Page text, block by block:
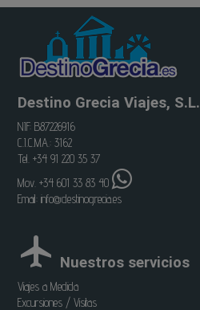
Destino Grecia Viajes, S.L.
NIF: B87226916
C.I.C.MA.: 3162
Tel. +34 91 220 35 37
Mov. +34 601 33 83 40
Email:info@destinogrecia.es
Nuestros servicios
Viajes a Medida
Excursiones / Visitas